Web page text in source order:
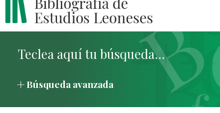
Búsqueda avanzada